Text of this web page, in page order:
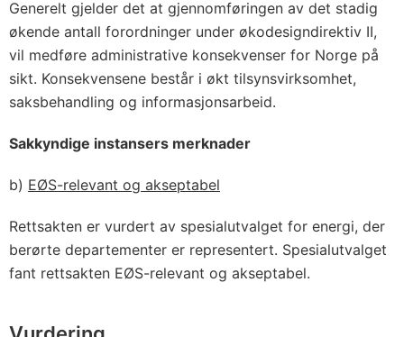
Generelt gjelder det at gjennomføringen av det stadig
økende antall forordninger under økodesigndirektiv II,
vil medføre administrative konsekvenser for Norge på
sikt. Konsekvensene består i økt tilsynsvirksomhet,
saksbehandling og informasjonsarbeid.
Sakkyndige instansers merknader
b) EØS-relevant og akseptabel
Rettsakten er vurdert av spesialutvalget for energi, der
berørte departementer er representert. Spesialutvalget
fant rettsakten EØS-relevant og akseptabel.